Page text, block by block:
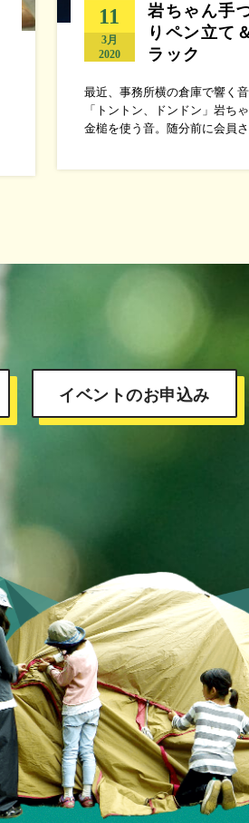
11
3月
2020
岩ちゃん手
りペン立て
ラック
最近、事務所横の倉庫で響く
「トントン、ドンドン」岩ち
金槌を使う音。随分前に会員
イベントのお申込み